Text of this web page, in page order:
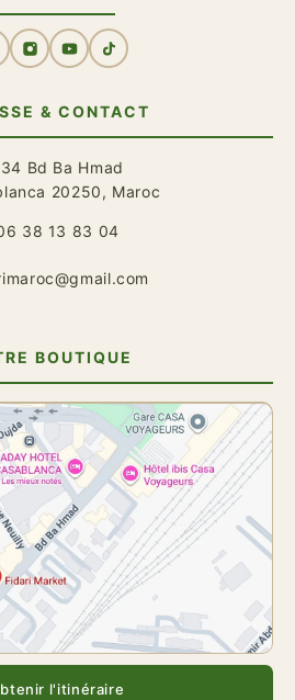
& CONTACT
Bd Ba Hmad
20250, Maroc
38 13 83 04
BOUTIQUE
l'itinéraire